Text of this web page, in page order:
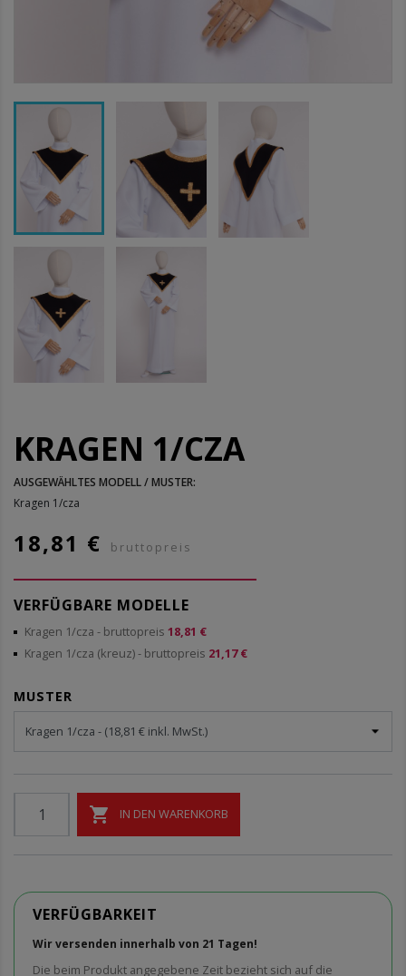
KRAGEN 1/CZA
AUSGEWÄHLTES MODELL / MUSTER:
Kragen 1/cza
18,81 € bruttopreis
VERFÜGBARE MODELLE
Kragen 1/cza - bruttopreis 18,81 €
Kragen 1/cza (kreuz)- bruttopreis 21,17 €
MUSTER
 IN DEN WARENKORB
VERFÜGBARKEIT
Wir versenden innerhalb von 21 Tagen!
Die beim Produkt angegebene Zeit bezieht sich auf die